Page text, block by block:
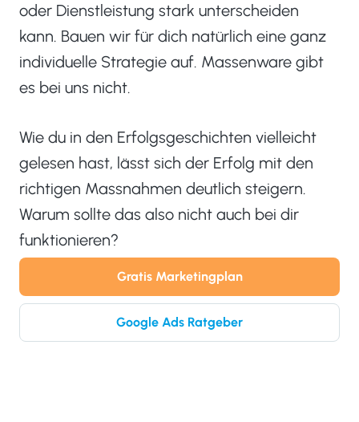
oder Dienstleistung stark unterscheiden
kann. Bauen wir für dich natürlich eine ganz
individuelle Strategie auf. Massenware gibt
es bei uns nicht.
Wie du in den Erfolgsgeschichten vielleicht
gelesen hast, lässt sich der Erfolg mit den
richtigen Massnahmen deutlich steigern.
Warum sollte das also nicht auch bei dir
funktionieren?
Gratis Marketingplan
Google Ads Ratgeber